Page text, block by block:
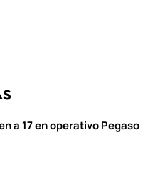
a 17 en operativo Pegaso